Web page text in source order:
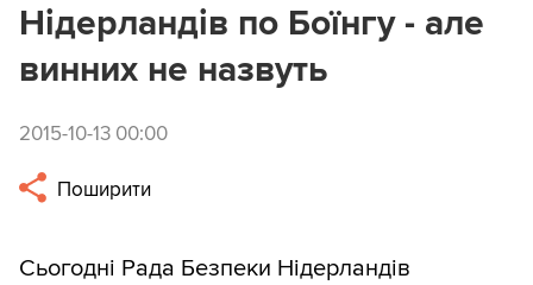
Нідерландів по Боїнгу - але
винних не назвуть
2015-10-13 00:00
Поширити
Сьогодні Рада Безпеки Нідерландів